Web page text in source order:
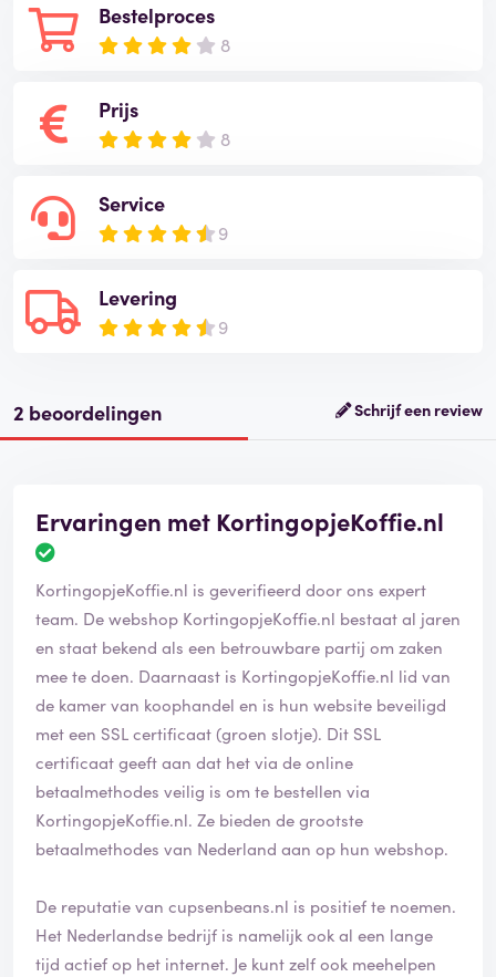
Bestelproces
8
Prijs
8
Service
9
Levering
9
2 beoordelingen Schrijf een review
Ervaringen met KortingopjeKoffie.nl
KortingopjeKoffie.nl is geverifieerd door ons expert
team. De webshop KortingopjeKoffie.nl bestaat al jaren
en staat bekend als een betrouwbare partij om zaken
mee te doen. Daarnaast is KortingopjeKoffie.nl lid van
de kamer van koophandel en is hun website beveiligd
met een SSL certificaat (groen slotje). Dit SSL
certificaat geeft aan dat het via de online
betaalmethodes veilig is om te bestellen via
KortingopjeKoffie.nl. Ze bieden de grootste
betaalmethodes van Nederland aan op hun webshop.
De reputatie van cupsenbeans.nl is positief te noemen.
Het Nederlandse bedrijf is namelijk ook al een lange
tijd actief op het internet. Je kunt zelf ook meehelpen